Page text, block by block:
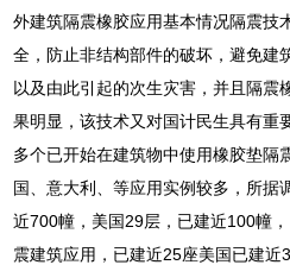
外建筑隔震橡胶应用基本情况隔震技
全，防止非结构部件的破坏，避免建
以及由此引起的次生灾害，并且隔震
果明显，该技术又对国计民生具有重
多个已开始在建筑物中使用橡胶垫隔
国、意大利、等应用实例较多，所据
近700幢，美国29层，已建近100幢
震建筑应用，已建近25座美国已建近